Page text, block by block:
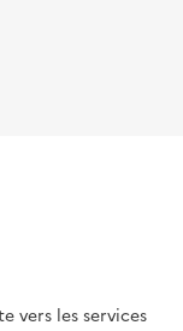
vers les services